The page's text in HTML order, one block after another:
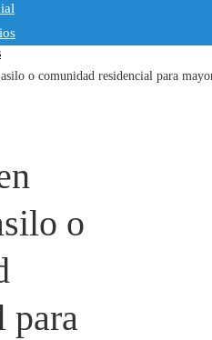
o comunidad residencial para
o
para